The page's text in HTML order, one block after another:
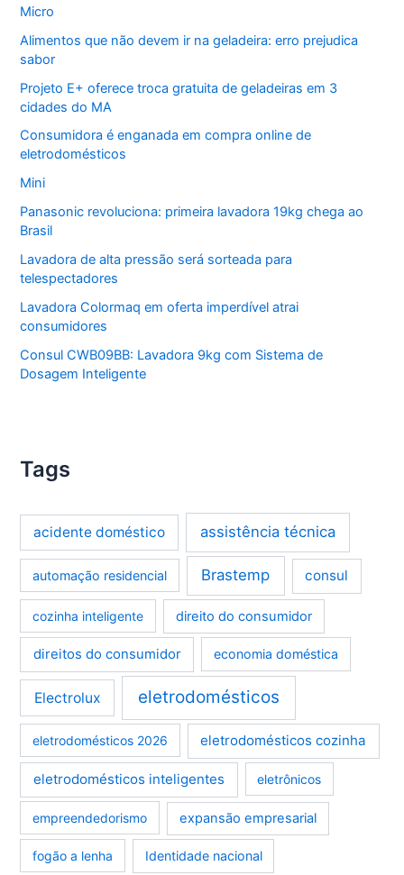
Micro
Alimentos que não devem ir na geladeira: erro prejudica
sabor
Projeto E+ oferece troca gratuita de geladeiras em 3
cidades do MA
Consumidora é enganada em compra online de
eletrodomésticos
Mini
Panasonic revoluciona: primeira lavadora 19kg chega ao
Brasil
Lavadora de alta pressão será sorteada para
telespectadores
Lavadora Colormaq em oferta imperdível atrai
consumidores
Consul CWB09BB: Lavadora 9kg com Sistema de
Dosagem Inteligente
Tags
acidente doméstico assistência técnica
automação residencial Brastemp consul
cozinha inteligente direito do consumidor
direitos do consumidor economia doméstica
Electrolux eletrodomésticos
eletrodomésticos 2026 eletrodomésticos cozinha
eletrodomésticos inteligentes eletrônicos
empreendedorismo expansão empresarial
fogão a lenha Identidade nacional